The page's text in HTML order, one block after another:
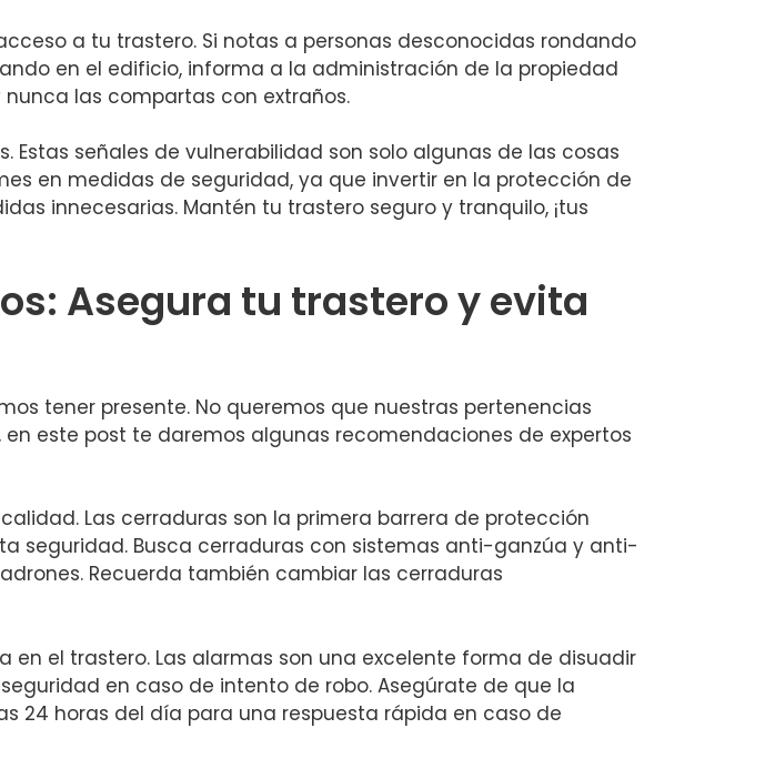
a tu trastero. Si notas⁤ a personas desconocidas rondando
⁤en el edificio, informa a la administración de la propiedad
las⁢ compartas con extraños.
señales de vulnerabilidad son solo algunas de las cosas
en medidas de⁢ seguridad, ⁣ya que ‍invertir en la protección de
innecesarias. ⁢Mantén tu trastero seguro y tranquilo, ⁤¡tus
Asegura tu trastero‍ y evita
tener presente. No queremos que nuestras pertenencias
este​ post te daremos ‌algunas⁣ recomendaciones de expertos
Las cerraduras son la​ primera ‌barrera de ‍protección
seguridad. Busca cerraduras con‍ sistemas‌ anti-ganzúa y​ anti-
Recuerda también cambiar las⁤ cerraduras
el trastero. Las alarmas son una excelente forma‌ de disuadir
en caso de intento de robo. Asegúrate‍ de que la
24 horas del día para una respuesta ‍rápida‌ en caso de